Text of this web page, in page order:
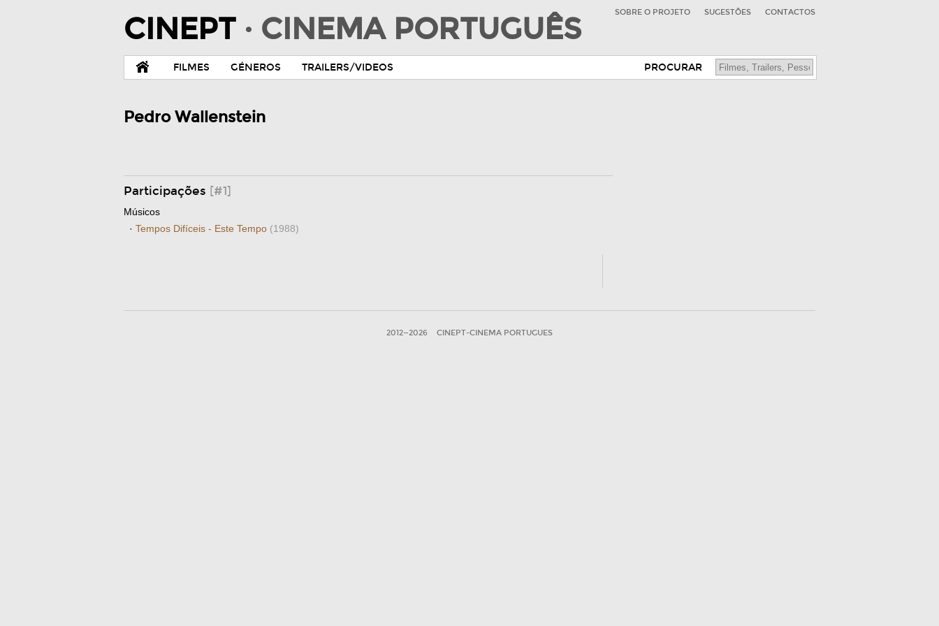
CINEPT · CINEMA PORTUGUÊS SOBRE O PROJETO SUGESTÕES CONTACTOS
FILMES GÉNEROS TRAILERS/VIDEOS PROCURAR
Pedro Wallenstein
Participações [#1]
Músicos
· Tempos Difíceis - Este Tempo (1988)
2012—2026 CINEPT-CINEMA PORTUGUES